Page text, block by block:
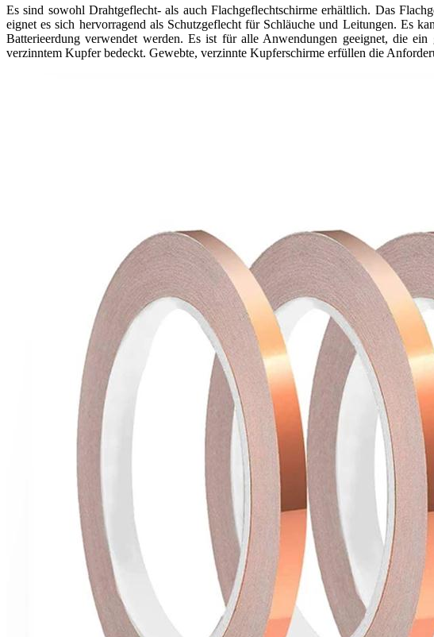
Es sind sowohl Drahtgeflecht- als auch Flachgeflechtschirme erhältlich. Das
eignet es sich hervorragend als Schutzgeflecht für Schläuche und Leitungen. Es
Batterieerdung verwendet werden. Es ist für alle Anwendungen geeignet, die
verzinntem Kupfer bedeckt. Gewebte, verzinnte Kupferschirme erfüllen die